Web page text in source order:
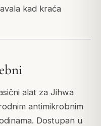
kad kraća
alat za Jihwa
antimikrobnim
Dostupan u